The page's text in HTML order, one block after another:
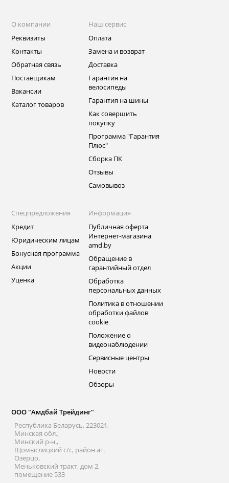
О компании
Реквизиты
Контакты
Обратная связь
Поставщикам
Вакансии
Каталог товаров
Наш сервис
Оплата
Замена и возврат
Доставка
Гарантия на
велосипеды
Гарантия на шины
Как совершить
покупку
Программа "Гарантия
Плюс"
Сборка ПК
Отзывы
Самовывоз
Спецпредложения
Кредит
Юридическим лицам
Бонусная программа
Акции
Уценка
Информация
Публичная оферта
Интернет-магазина
amd.by
Обращение в
гарантийный отдел
Обработка
персональных данных
Политика в отношении
обработки файлов
cookie
Положение о
видеонаблюдении
Сервисные центры
Новости
Обзоры
ООО "Амдбай Трейдинг"
Республика Беларусь, 223021,
Минская обл.,
Минский р-н.,
Щомыслицкий с/с, район аг.
Озерцо,
Меньковский тракт, дом 2,
помещение 533